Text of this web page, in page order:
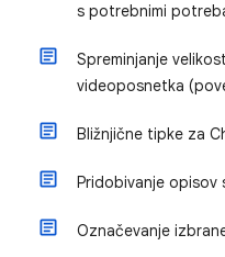
s potrebnimi
Spreminjanje
videoposnetka
Bližnjične tipke za
Pridobivanje opisov
Označevanje